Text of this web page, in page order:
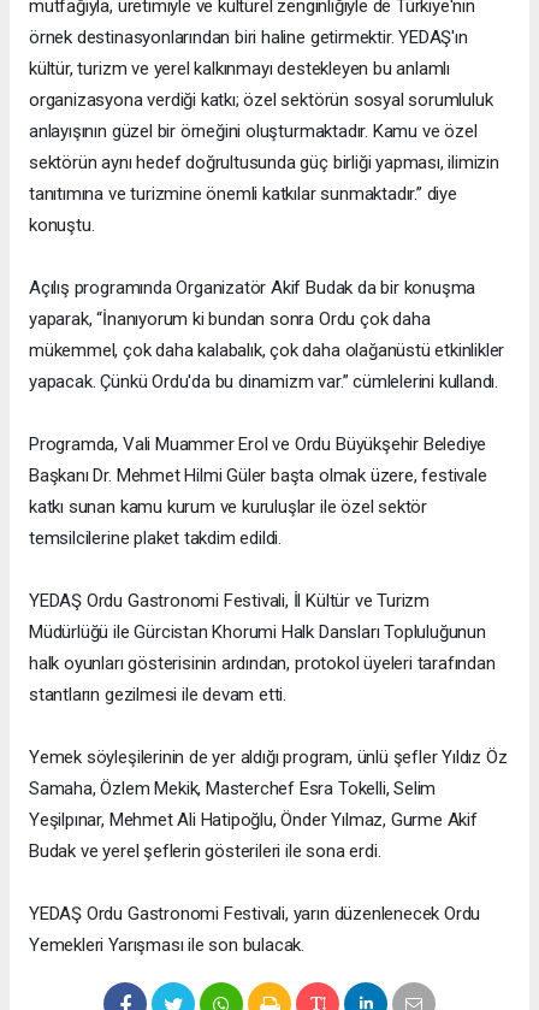
mutfağıyla, üretimiyle ve kültürel zenginliğiyle de Türkiye'nin
örnek destinasyonlarından biri haline getirmektir. YEDAŞ'ın
kültür, turizm ve yerel kalkınmayı destekleyen bu anlamlı
organizasyona verdiği katkı; özel sektörün sosyal sorumluluk
anlayışının güzel bir örneğini oluşturmaktadır. Kamu ve özel
sektörün aynı hedef doğrultusunda güç birliği yapması, ilimizin
tanıtımına ve turizmine önemli katkılar sunmaktadır.” diye
konuştu.
Açılış programında Organizatör Akif Budak da bir konuşma
yaparak, “İnanıyorum ki bundan sonra Ordu çok daha
mükemmel, çok daha kalabalık, çok daha olağanüstü etkinlikler
yapacak. Çünkü Ordu'da bu dinamizm var.” cümlelerini kullandı.
Programda, Vali Muammer Erol ve Ordu Büyükşehir Belediye
Başkanı Dr. Mehmet Hilmi Güler başta olmak üzere, festivale
katkı sunan kamu kurum ve kuruluşlar ile özel sektör
temsilcilerine plaket takdim edildi.
YEDAŞ Ordu Gastronomi Festivali, İl Kültür ve Turizm
Müdürlüğü ile Gürcistan Khorumi Halk Dansları Topluluğunun
halk oyunları gösterisinin ardından, protokol üyeleri tarafından
stantların gezilmesi ile devam etti.
Yemek söyleşilerinin de yer aldığı program, ünlü şefler Yıldız Öz
Samaha, Özlem Mekik, Masterchef Esra Tokelli, Selim
Yeşilpınar, Mehmet Ali Hatipoğlu, Önder Yılmaz, Gurme Akif
Budak ve yerel şeflerin gösterileri ile sona erdi.
YEDAŞ Ordu Gastronomi Festivali, yarın düzenlenecek Ordu
Yemekleri Yarışması ile son bulacak.